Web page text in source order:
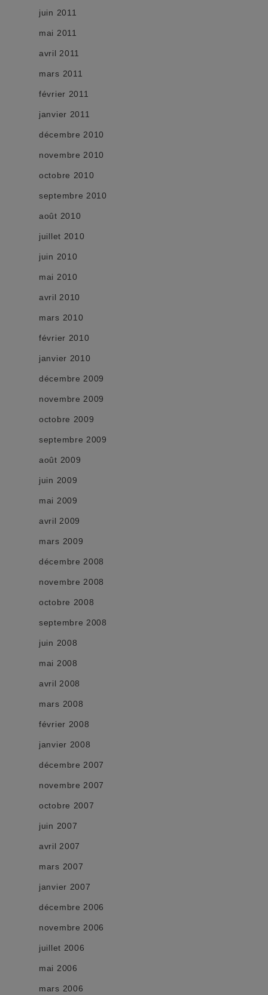
juin 2011
mai 2011
avril 2011
mars 2011
février 2011
janvier 2011
décembre 2010
novembre 2010
octobre 2010
septembre 2010
août 2010
juillet 2010
juin 2010
mai 2010
avril 2010
mars 2010
février 2010
janvier 2010
décembre 2009
novembre 2009
octobre 2009
septembre 2009
août 2009
juin 2009
mai 2009
avril 2009
mars 2009
décembre 2008
novembre 2008
octobre 2008
septembre 2008
juin 2008
mai 2008
avril 2008
mars 2008
février 2008
janvier 2008
décembre 2007
novembre 2007
octobre 2007
juin 2007
avril 2007
mars 2007
janvier 2007
décembre 2006
novembre 2006
juillet 2006
mai 2006
mars 2006